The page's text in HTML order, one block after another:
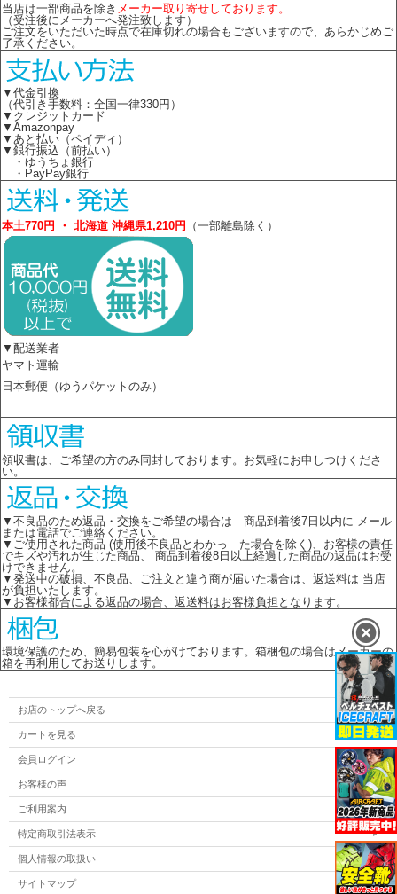
当店は一部商品を除き メーカー取り寄せしております。
（受注後にメーカーへ発注致します）
ご注文をいただいた時点で在庫切れの場合もございますので、あらかじめご
了承ください。
▼代金引換
（代引き手数料：全国一律330円）
▼クレジットカード
▼Amazonpay
▼あと払い（ペイディ）
▼銀行振込（前払い）
・ゆうちょ銀行
・PayPay銀行
本土770円 ・ 北海道 沖縄県1,210円 （一部離島除く）
▼配送業者
ヤマト運輸
日本郵便（ゆうパケットのみ）
領収書は、ご希望の方のみ同封しております。お気軽にお申しつけくださ
い。
▼不良品のため返品・交換をご希望の場合は 商品到着後7日以内に メール
または電話でご連絡ください。
▼ご使用された商品 (使用後不良品とわかっ た場合を除く)、お客様の責任
でキズや汚れが生じた商品、 商品到着後8日以上経過した商品の返品はお受
けできません。
▼発送中の破損、不良品、ご注文と違う商が届いた場合は、返送料は 当店
が負担いたします。
▼お客様都合による返品の場合、返送料はお客様負担となります。
環境保護のため、簡易包装を心がけております。箱梱包の場合はメーカーの
箱を再利用してお送りします。
お店のトップへ戻る
カートを見る
会員ログイン
お客様の声
ご利用案内
特定商取引法表示
個人情報の取扱い
サイトマップ